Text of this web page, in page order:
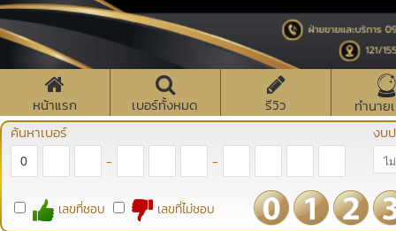
หน้าแรก เบอร์ทั้งหมด รีวิว
ทำนาย
ค้นหาเบอร์
- -
งบ
เลขที่ชอบ เลขที่ไม่ชอบ